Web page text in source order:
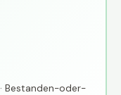
· Bestanden-oder-